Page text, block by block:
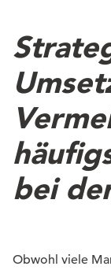
bei
Obwohl viele